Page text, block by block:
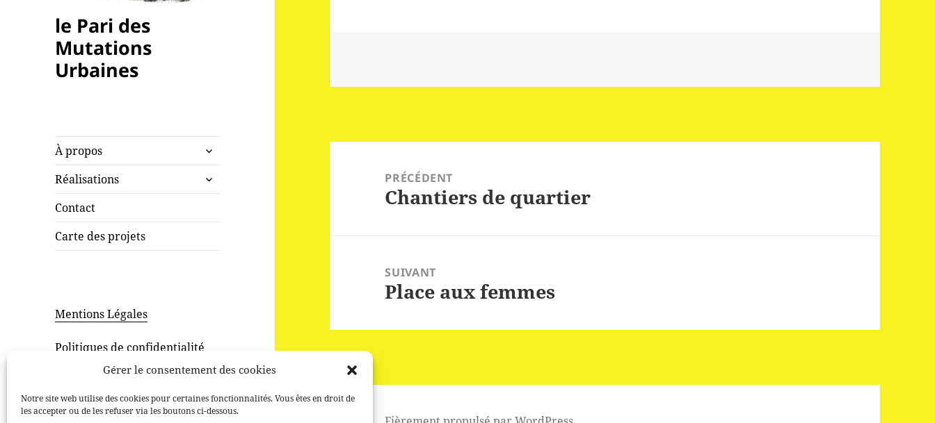
Gérer le consentement des cookies
Notre site web utilise des cookies pour certaines fonctionnalités. Vous êtes en droit de
les accepter ou de les refuser via les boutons ci-dessous.
le Pari des
Mutations
Urbaines
À propos
ouvrir
le
sous-
menu
Réalisations
ouvrir
le
menu
Contact
Carte des projets
Mentions Légales
Politiques de confidentialité
PRÉCÉDENT
Article
Chantiers de quartier
SUIVANT
Article
Place aux femmes